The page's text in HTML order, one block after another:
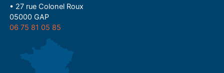
• 27 rue Colonel Roux
05000 GAP
06 75 81 05 85